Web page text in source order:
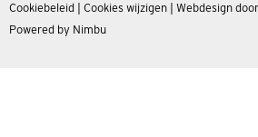
Cookiebeleid
Cookies wijzigen Webdesign
Powered by Nimbu